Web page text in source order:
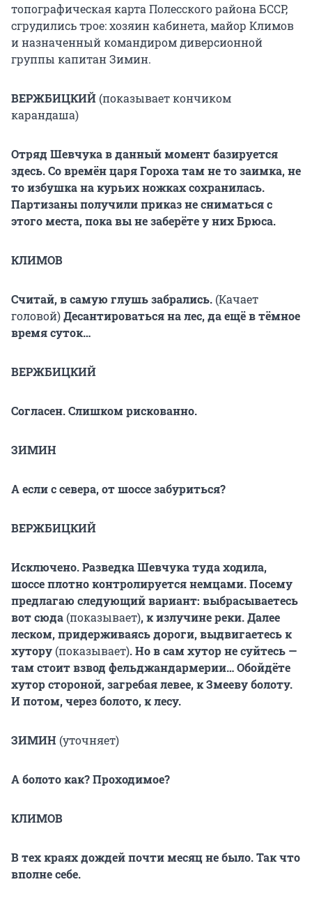
топографическая карта Полесского района БССР,
сгрудились трое: хозяин кабинета, майор Климов
и назначенный командиром диверсионной
группы капитан Зимин.
ВЕРЖБИЦКИЙ (показывает кончиком
карандаша)
Отряд Шевчука в данный момент базируется
здесь. Со времён царя Гороха там не то заимка, не
то избушка на курьих ножках сохранилась.
Партизаны получили приказ не сниматься с
этого места, пока вы не заберёте у них Брюса.
КЛИМОВ
Считай, в самую глушь забрались. (Качает
головой)Десантироваться на лес, да ещё в тёмное
время суток…
ВЕРЖБИЦКИЙ
Согласен. Слишком рискованно.
ЗИМИН
А если с севера, от шоссе забуриться?
ВЕРЖБИЦКИЙ
Исключено. Разведка Шевчука туда ходила,
шоссе плотно контролируется немцами. Посему
предлагаю следующий вариант: выбрасываетесь
вот сюда (показывает), к излучине реки. Далее
леском, придерживаясь дороги, выдвигаетесь к
хутору (показывает). Но в сам хутор не суйтесь —
там стоит взвод фельджандармерии… Обойдёте
хутор стороной, загребая левее, к Змееву болоту.
И потом, через болото, к лесу.
ЗИМИН (уточняет)
А болото как? Проходимое?
КЛИМОВ
В тех краях дождей почти месяц не было. Так что
вполне себе.